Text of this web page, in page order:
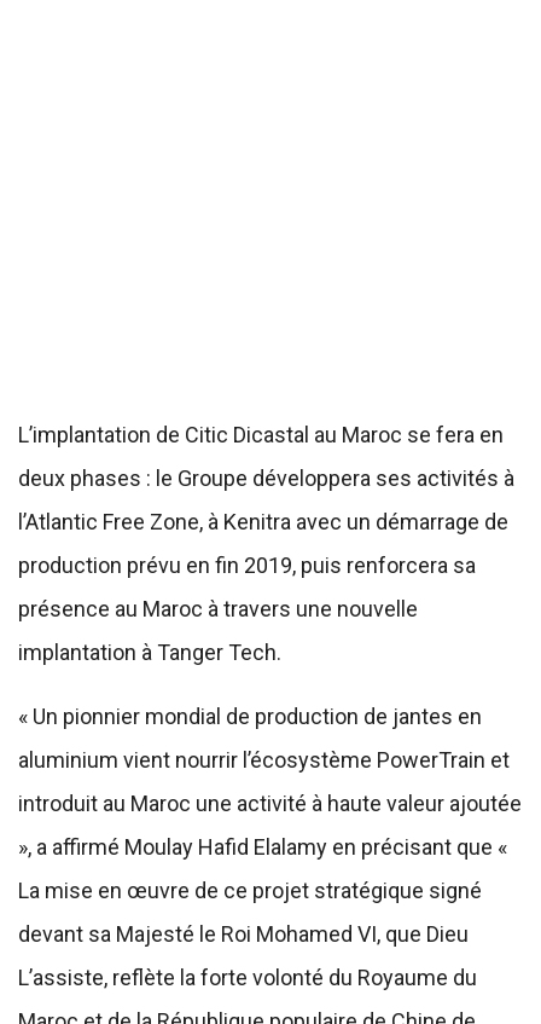
L’implantation de Citic Dicastal au Maroc se fera en
deux phases : le Groupe développera ses activités à
l’Atlantic Free Zone, à Kenitra avec un démarrage de
production prévu en fin 2019, puis renforcera sa
présence au Maroc à travers une nouvelle
implantation à Tanger Tech.
« Un pionnier mondial de production de jantes en
aluminium vient nourrir l’écosystème PowerTrain et
introduit au Maroc une activité à haute valeur ajoutée
», a affirmé Moulay Hafid Elalamy en précisant que «
La mise en œuvre de ce projet stratégique signé
devant sa Majesté le Roi Mohamed VI, que Dieu
L’assiste, reflète la forte volonté du Royaume du